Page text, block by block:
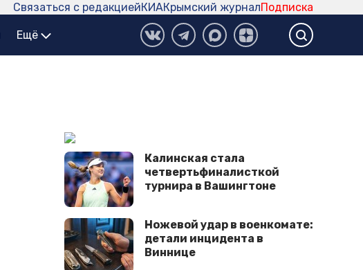
Подписка
Крымский журнал
КИА
Связаться с редакцией
Ещё
Калинская стала
четвертьфиналисткой
турнира в Вашингтоне
Ножевой удар в военкомате:
детали инцидента в
Виннице